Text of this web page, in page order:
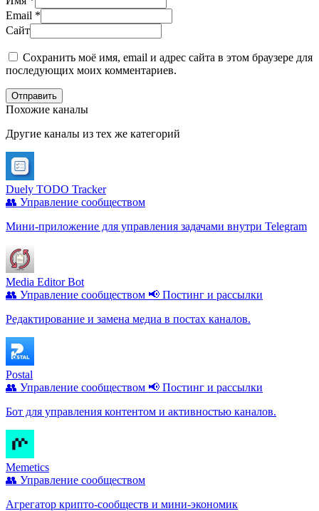
Email *
Сайт
Сохранить моё имя, email и адрес сайта в этом браузере для
последующих моих комментариев.
Отправить
Похожие каналы
Другие каналы из тех же категорий
Duely TODO Tracker
👥 Управление сообществом
Мини-приложение для управления задачами внутри Telegram
Media Editor Bot
👥 Управление сообществом 📢 Постинг и рассылки
Редактирование и замена медиа в постах каналов.
Postal
👥 Управление сообществом 📢 Постинг и рассылки
Бот для управления контентом и активностью каналов.
Memetics
👥 Управление сообществом
Агрегатор крипто-сообществ и мини-экономик